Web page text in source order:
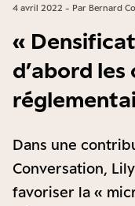
4 avril 2022 - Par Bernard
«
d’abord
Dans une
Conversation,
favoriser la «